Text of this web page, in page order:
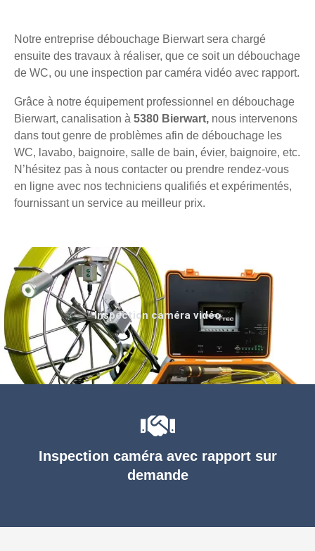
Notre entreprise débouchage Bierwart sera chargé
ensuite des travaux à réaliser, que ce soit un débouchage
de WC, ou une inspection par caméra vidéo avec rapport.
Grâce à notre équipement professionnel en débouchage
Bierwart, canalisation à 5380 Bierwart, nous intervenons
dans tout genre de problèmes afin de débouchage les
WC, lavabo, baignoire, salle de bain, évier, baignoire, etc.
N’hésitez pas à nous contacter ou prendre rendez-vous
en ligne avec nos techniciens qualifiés et expérimentés,
fournissant un service au meilleur prix.
Inspection caméra avec rapport sur
demande
Inspection caméra vidéo